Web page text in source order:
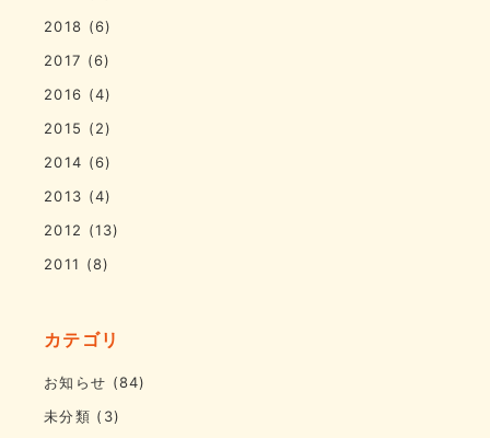
2018 (6)
2017 (6)
2016 (4)
2015 (2)
2014 (6)
2013 (4)
2012 (13)
2011 (8)
カテゴリ
お知らせ (84)
未分類 (3)